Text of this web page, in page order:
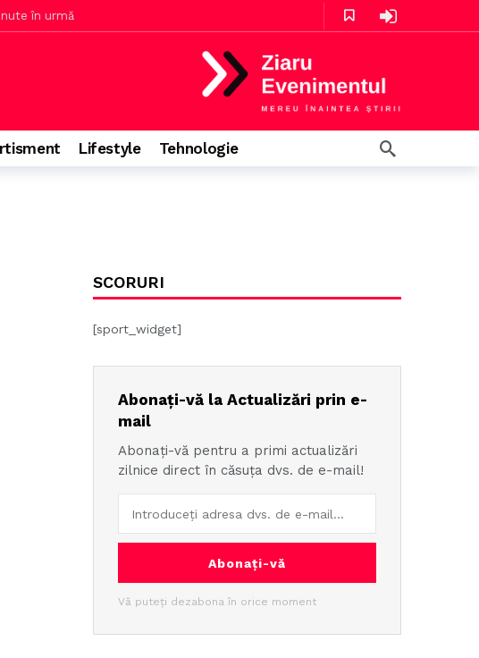
în urmă
în urmă
Lifestyle Tehnologie
SCORURI
[sport_widget]
Abonați-vă la Actualizări prin e-
mail
Abonați-vă pentru a primi actualizări
zilnice direct în căsuța dvs. de e-mail!
Abonați-vă
Vă puteți dezabona în orice moment